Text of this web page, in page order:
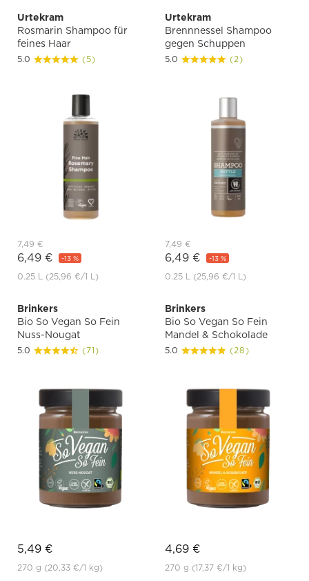
Urtekram
Rosmarin Shampoo für
feines Haar
5.0 (5)
7,49 €
6,49 € -13 %
0.25 L (25,96 €/1 L)
Urtekram
Brennnessel Shampoo
gegen Schuppen
5.0 (2)
7,49 €
6,49 € -13 %
0.25 L (25,96 €/1 L)
Brinkers
Bio So Vegan So Fein
Nuss-Nougat
5.0 (71)
5,49 €
270 g (20,33 €/1 kg)
Brinkers
Bio So Vegan So Fein
Mandel & Schokolade
5.0 (28)
4,69 €
270 g (17,37 €/1 kg)